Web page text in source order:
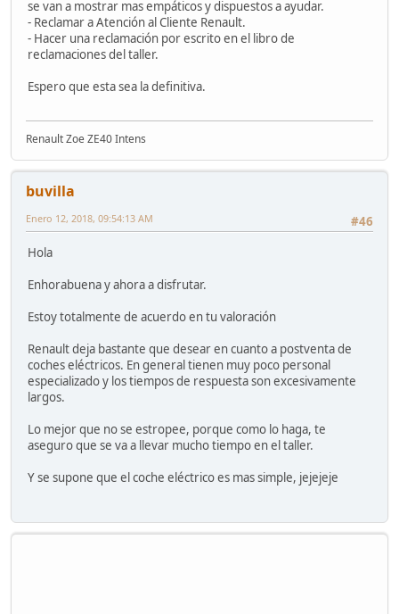
se van a mostrar mas empáticos y dispuestos a ayudar.
- Reclamar a Atención al Cliente Renault.
- Hacer una reclamación por escrito en el libro de
reclamaciones del taller.
Espero que esta sea la definitiva.
Renault Zoe ZE40 Intens
buvilla
#46
Enero 12, 2018, 09:54:13 AM
Hola
Enhorabuena y ahora a disfrutar.
Estoy totalmente de acuerdo en tu valoración
Renault deja bastante que desear en cuanto a postventa de
coches eléctricos. En general tienen muy poco personal
especializado y los tiempos de respuesta son excesivamente
largos.
Lo mejor que no se estropee, porque como lo haga, te
aseguro que se va a llevar mucho tiempo en el taller.
Y se supone que el coche eléctrico es mas simple, jejejeje